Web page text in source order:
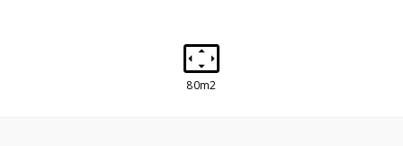
80m2